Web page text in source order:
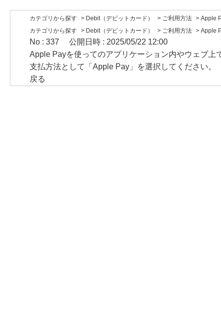
カテゴリから探す > Debit（デビットカード） > ご利用方法 > Apple
カテゴリから探す > Debit（デビットカード） > ご利用方法 > Apple
No : 337
公開日時 : 2025/05/22 12:00
Apple Payを使ってのアプリケーション内やウェブ上
支払方法として「Apple Pay」を選択してください。
戻る